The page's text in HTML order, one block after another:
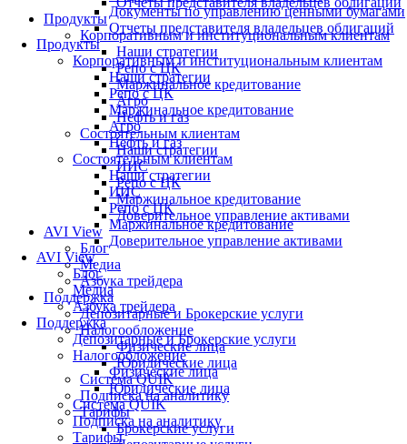
Документы по управлению ценными бумагами
Отчеты представителя владельцев облигаций
Продукты
Корпоративным и институциональным клиентам
Наши стратегии
Репо с ЦК
Маржинальное кредитование
Агро
Нефть и газ
Состоятельным клиентам
Наши стратегии
ИИС
Репо с ЦК
Маржинальное кредитование
Доверительное управление активами
AVI View
Блог
Медиа
Азбука трейдера
Поддержка
Депозитарные и Брокерские услуги
Налогообложение
Физические лица
Юридические лица
Система QUIK
Подписка на аналитику
Тарифы
Продукты
Корпоративным и институциональным клиентам
Наши стратегии
Репо с ЦК
Маржинальное кредитование
Агро
Нефть и газ
Состоятельным клиентам
Наши стратегии
ИИС
Репо с ЦК
Маржинальное кредитование
Доверительное управление активами
AVI View
Блог
Медиа
Азбука трейдера
Поддержка
Депозитарные и Брокерские услуги
Налогообложение
Физические лица
Юридические лица
Система QUIK
Подписка на аналитику
Тарифы
Брокерские услуги